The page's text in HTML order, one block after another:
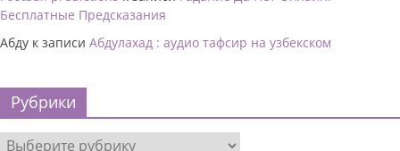
Бесплатные Предсказания
Абду к записи Абдулахад : аудио тафсир на узбекском
Рубрики